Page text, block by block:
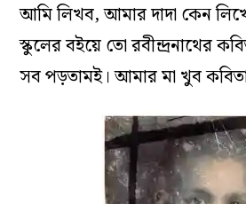
আমিলিখব,আমারদাদাকেন
স্কুলেরবইয়েতোরবীন্দ্রনাথের
সবপড়তামই। আমারমাখুব